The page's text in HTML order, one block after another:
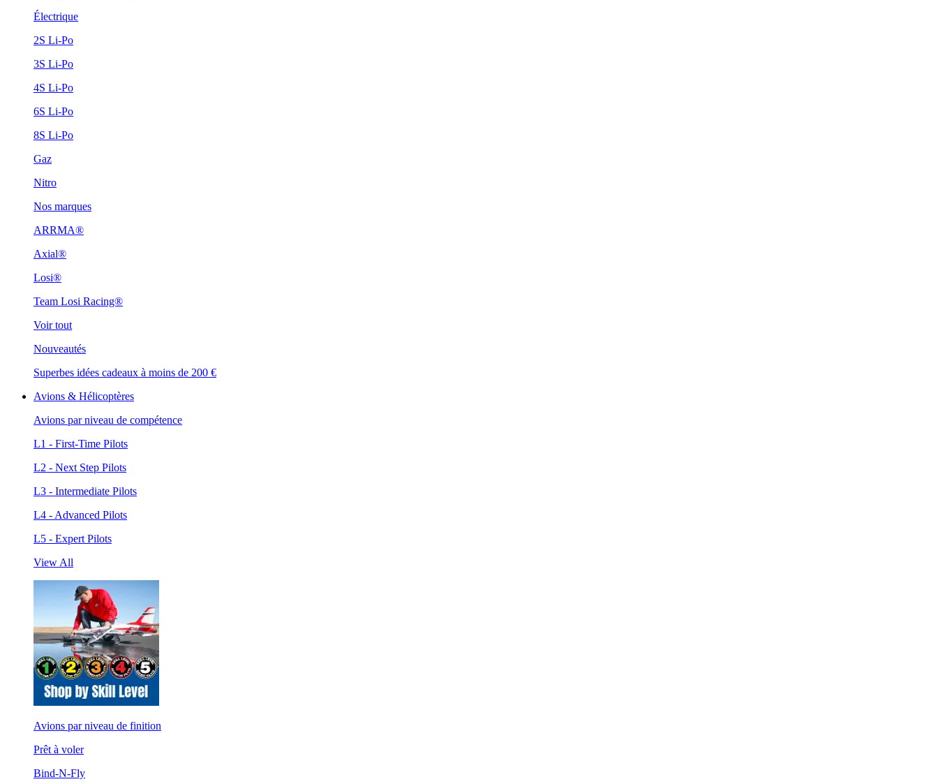
Électrique
2S Li-Po
3S Li-Po
4S Li-Po
6S Li-Po
8S Li-Po
Gaz
Nitro
Nos marques
ARRMA®
Axial®
Losi®
Team Losi Racing®
Voir tout
Nouveautés
Superbes idées cadeaux à moins de 200 €
Avions & Hélicoptères
Avions par niveau de compétence
L1 - First-Time Pilots
L2 - Next Step Pilots
L3 - Intermediate Pilots
L4 - Advanced Pilots
L5 - Expert Pilots
View All
Avions par niveau de finition
Prêt à voler
Bind-N-Fly